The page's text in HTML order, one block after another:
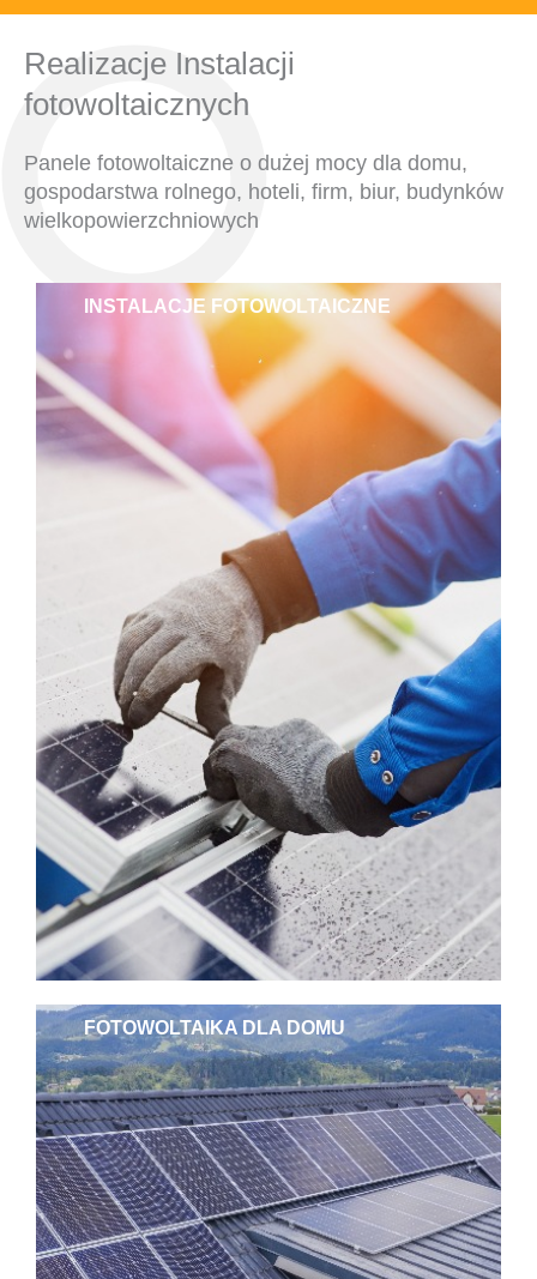
Realizacje Instalacji
fotowoltaicznych
Panele fotowoltaiczne o dużej mocy dla domu,
gospodarstwa rolnego, hoteli, firm, biur, budynków
wielkopowierzchniowych
INSTALACJE FOTOWOLTAICZNE
FOTOWOLTAIKA DLA DOMU